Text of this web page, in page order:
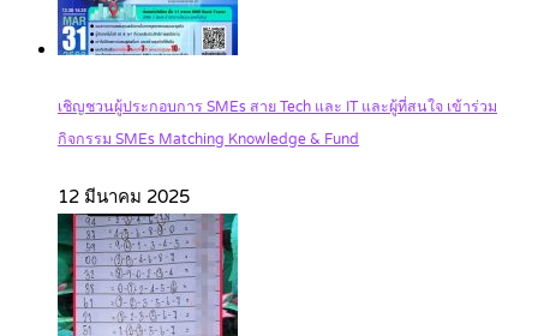
เชิญชวนผู้ประกอบการ SMEs สาย Tech และ IT และผู้ที่สนใจ เข้าร่วม
กิจกรรม SMEs Matching Knowledge & Fund
12 มีนาคม 2025